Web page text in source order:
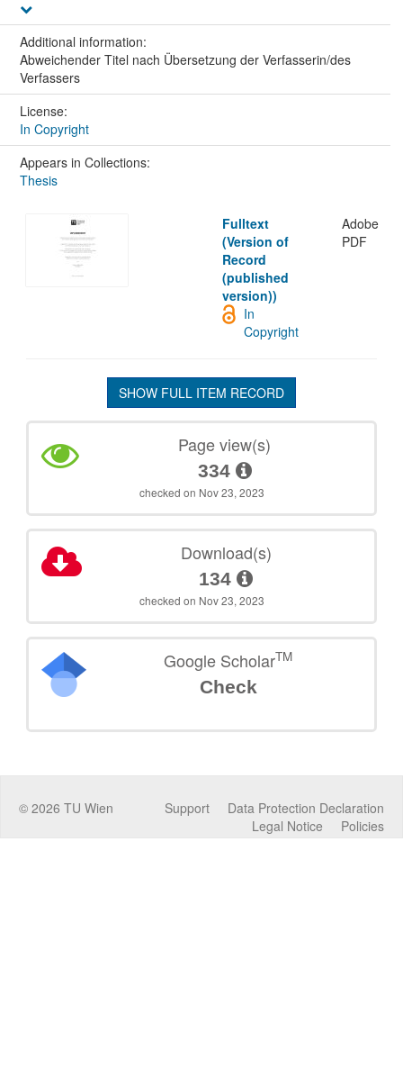
Additional information:
Abweichender Titel nach Übersetzung der Verfasserin/des
Verfassers
License:
In Copyright
Appears in Collections:
Thesis
Fulltext
(Version of
Record
(published
version))
Adobe
PDF
In
Copyright
SHOW FULL ITEM RECORD
Page view(s)
334
checked on Nov 23, 2023
Download(s)
134
checked on Nov 23, 2023
Google ScholarTM
Check
© 2026 TU Wien Data Protection Declaration
Support
Policies
Legal Notice